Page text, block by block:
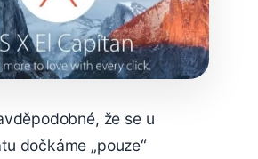
že se u
dočkáme „pouze“